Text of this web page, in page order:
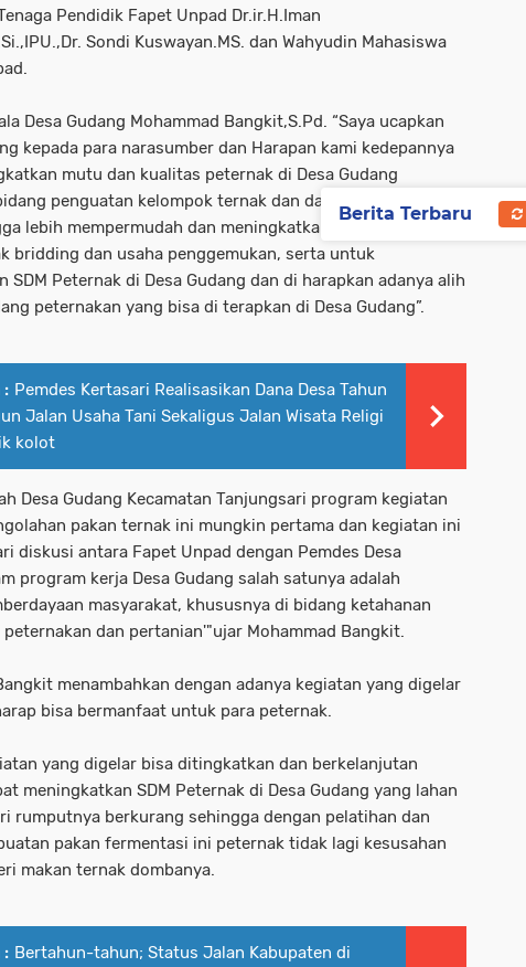
Pendidik Fapet Unpad Dr.ir.H.Iman
Sondi Kuswayan.MS. dan Wahyudin Mahasiswa
Desa Gudang Mohammad Bangkit,S.Pd. “Saya ucapkan
kepada para narasumber dan Harapan kami kedepannya
mutu dan kualitas peternak di Desa Gudang
penguatan kelompok ternak dan dalam pembuatan
lebih mempermudah dan meningkatkan produksi baik
bridding dan usaha penggemukan, serta untuk
SDM Peternak di Desa Gudang dan di harapkan adanya alih
peternakan yang bisa di terapkan di Desa Gudang”.
: Pemdes Kertasari Realisasikan Dana Desa Tahun
Jalan Usaha Tani Sekaligus Jalan Wisata Religi
kolot
Desa Gudang Kecamatan Tanjungsari program kegiatan
pakan ternak ini mungkin pertama dan kegiatan ini
diskusi antara Fapet Unpad dengan Pemdes Desa
program kerja Desa Gudang salah satunya adalah
masyarakat, khususnya di bidang ketahanan
dan pertanian'"ujar Mohammad Bangkit.
menambahkan dengan adanya kegiatan yang digelar
bisa bermanfaat untuk para peternak.
yang digelar bisa ditingkatkan dan berkelanjutan
meningkatkan SDM Peternak di Desa Gudang yang lahan
rumputnya berkurang sehingga dengan pelatihan dan
pakan fermentasi ini peternak tidak lagi kesusahan
makan ternak dombanya.
: Bertahun-tahun; Status Jalan Kabupaten di
Berita Terbaru